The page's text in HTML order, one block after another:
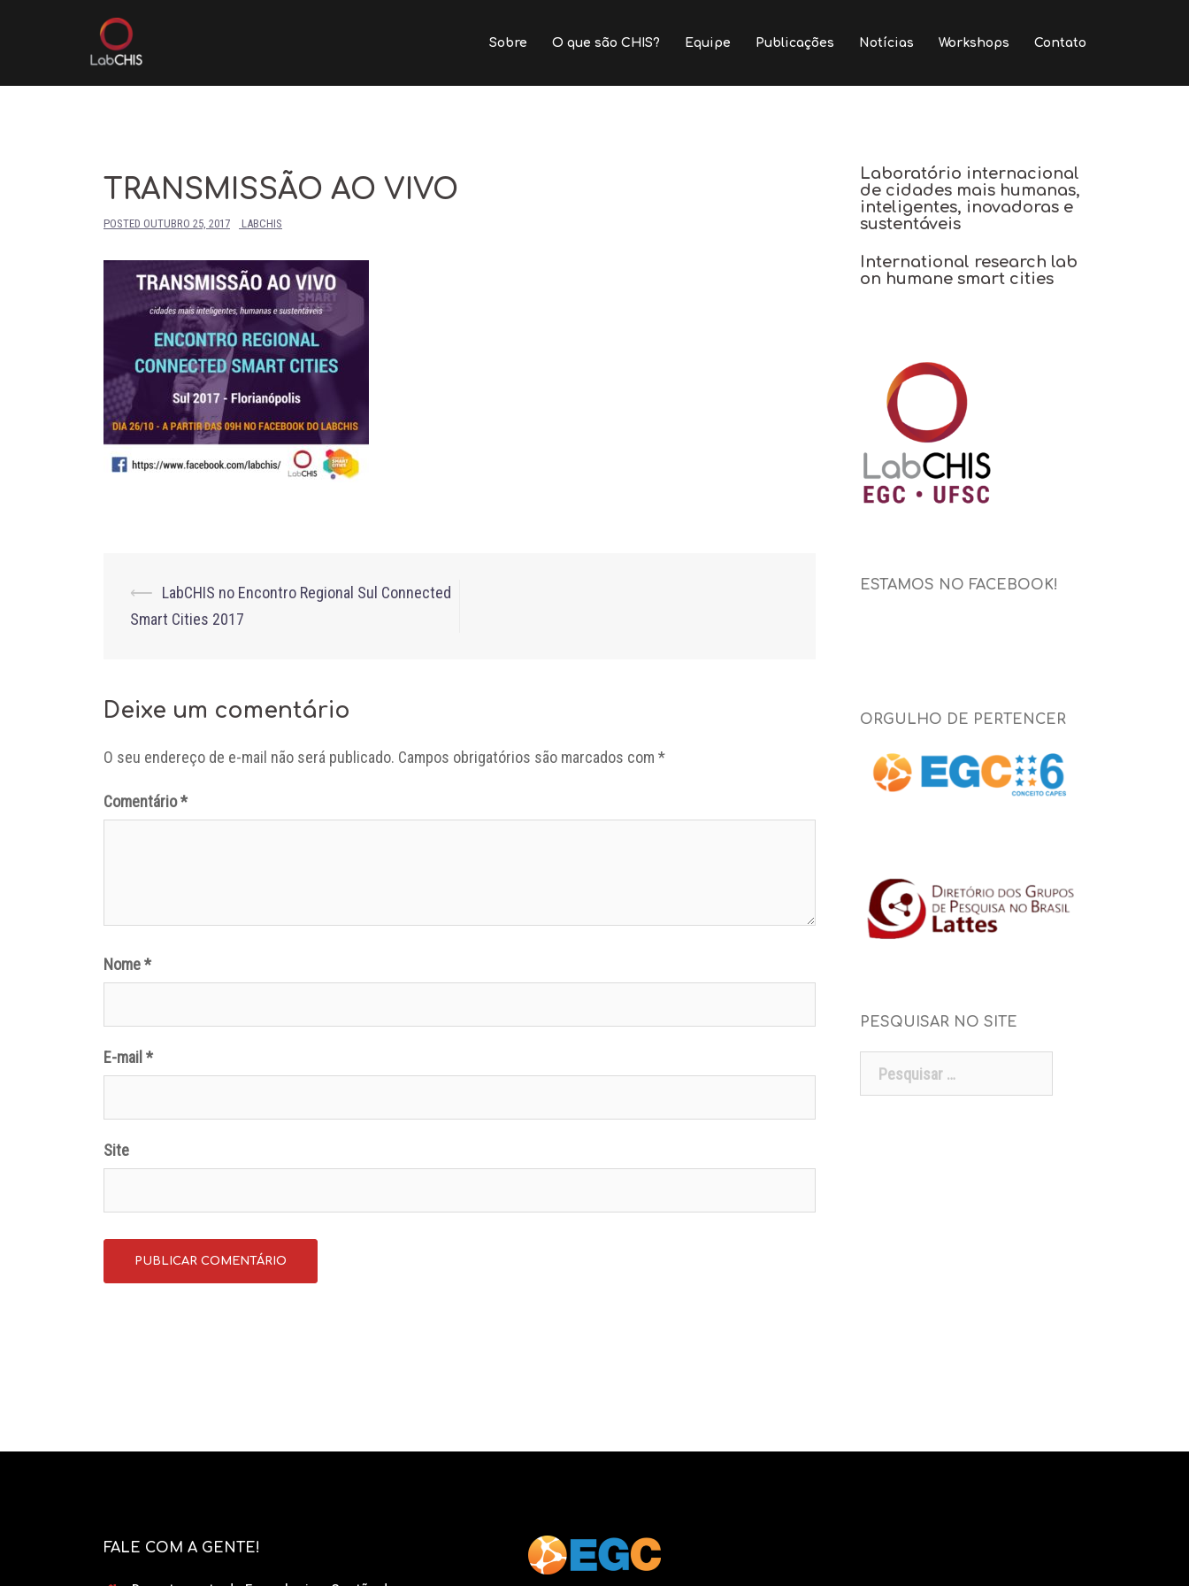
Sobre O que são CHIS? Equipe Publicações Notícias Workshops Contato
TRANSMISSÃO AO VIVO
POSTED OUTUBRO 25, 2017 LABCHIS
Post
⟵ LabCHIS no Encontro Regional Sul Connected
Smart Cities 2017
Deixe um comentário
O seu endereço de e-mail não será publicado. Campos obrigatórios são marcados com *
Comentário*
Nome*
E-mail *
Site
Laboratório internacional
de cidades mais humanas,
inteligentes, inovadoras e
sustentáveis
International research lab
on humane smart cities
ESTAMOS NO FACEBOOK!
ORGULHO DE PERTENCER
PESQUISAR NO SITE
Pesquisar
FALE COM A GENTE!